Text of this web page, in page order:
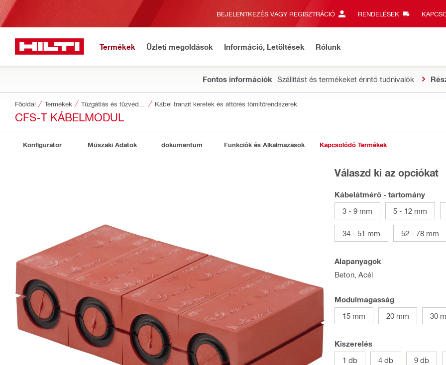
BEJELENTKEZÉS VAGY REGISZTRÁCIÓ RENDELÉSEK
Termékek Üzleti megoldások Információ, Letöltések Rólunk
Fontos információk Szállítást és termékeket érintő tudnivalók
Főoldal Termékek Kábel tranzit keretek és áttörés tömítőrendszerek
CFS-T KÁBELMODUL
Konfigurátor Műszaki Adatok dokumentum Funkciók és Alkalmazások Kapcsolódó Termékek
Válaszd ki az opciókat
Kábelátmérő - tartomány
3 - 9 mm
5 - 12 mm
34 - 51 mm 52 - 78 mm
Alapanyagok
Beton, Acél
Modulmagasság
15 mm
20 mm 30
Kiszerelés
1 db
4 db 9 db